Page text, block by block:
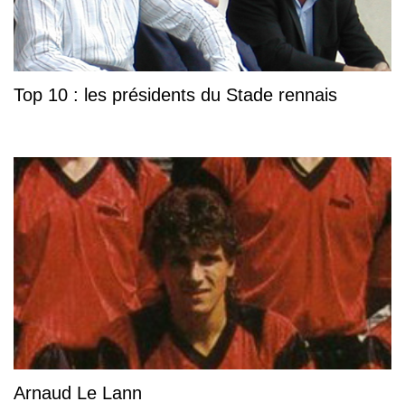
Top 10 : les présidents du Stade rennais
Arnaud Le Lann